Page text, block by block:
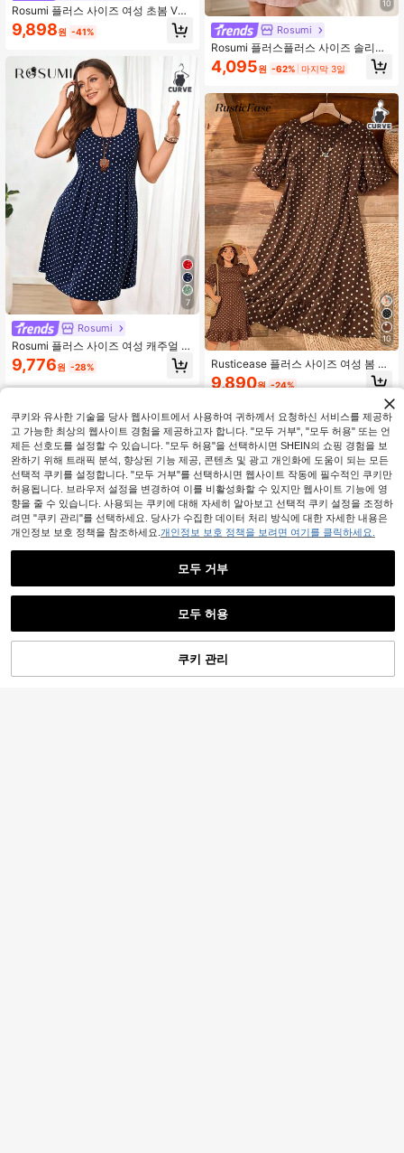
Rosumi 플러스 사이즈 여성 초봄 V넥
러쉬 캐주얼 드레스, 짧은 소매
9,898원 -41%
7
Rosumi
Rosumi 플러스 사이즈 여성 캐주얼 민
소매 물방울 무늬 드레스, 봄/여름
9,776원 -28%
10
Rosumi
Rosumi 플러스플러스 사이즈 솔리드
브이넥 캐주얼 반팔 여름 드레스, 다재
다능
4,095원 -62% 마지막 3일
10
Rusticease 플러스 사이즈 여성 봄 캐
주얼 휴가 브라운 물방울 무늬 러플 퍼
프 슬리브 드레스
9,890원 -24%
55% 할인!
쿠키와 유사한 기술을 당사 웹사이트에서 사용하여 귀하께서 요청하신 서비스를 제공하
고 가능한 최상의 웹사이트 경험을 제공하고자 합니다. "모두 거부", "모두 허용" 또는 언
제든 선호도를 설정할 수 있습니다. "모두 허용"을 선택하시면 SHEIN의 쇼핑 경험을 보
완하기 위해 트래픽 분석, 향상된 기능 제공, 콘텐츠 및 광고 개인화에 도움이 되는 모든
선택적 쿠키를 설정합니다. "모두 거부"를 선택하시면 웹사이트 작동에 필수적인 쿠키만
허용됩니다. 브라우저 설정을 변경하여 이를 비활성화할 수 있지만 웹사이트 기능에 영
향을 줄 수 있습니다. 사용되는 쿠키에 대해 자세히 알아보고 선택적 쿠키 설정을 조정하
려면 "쿠키 관리"를 선택하세요. 당사가 수집한 데이터 처리 방식에 대한 자세한 내용은
개인정보 보호 정책을 참조하세요. 개인정보 보호 정책을 보려면 여기를 클릭하세요.
모두 거부
모두 허용
쿠키 관리